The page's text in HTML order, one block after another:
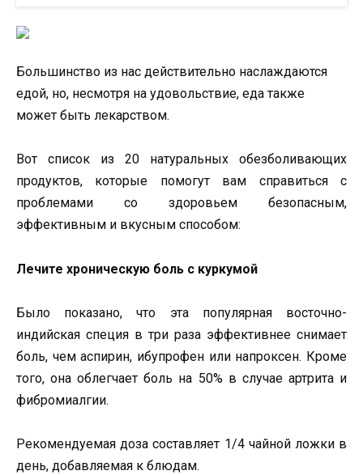
Большинство из нас действительно наслаждаются
едой, но, несмотря на удовольствие, еда также
может быть лекарством.
Вот список из 20 натуральных обезболивающих
продуктов, которые помогут вам справиться с
проблемами со здоровьем безопасным,
эффективным и вкусным способом:
Лечите хроническую боль с куркумой
Было показано, что эта популярная восточно-
индийская специя в три раза эффективнее снимает
боль, чем аспирин, ибупрофен или напроксен. Кроме
того, она облегчает боль на 50% в случае артрита и
фибромиалгии.
Рекомендуемая доза составляет 1/4 чайной ложки в
день, добавляемая к блюдам.